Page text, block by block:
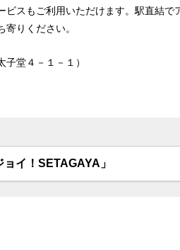
スもご利用いただけます。駅直結で
りください。
堂４－１－１）
イ！SETAGAYA」